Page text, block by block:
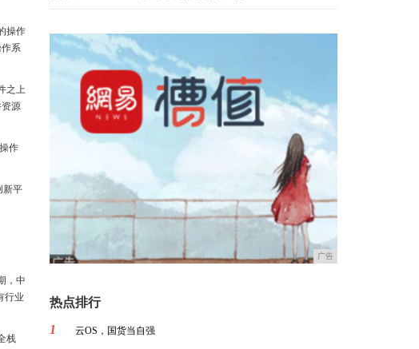
操作
系
之上
源
作
新平
，中
行业
栈
广告
热点排行
1
云OS，国货当自强